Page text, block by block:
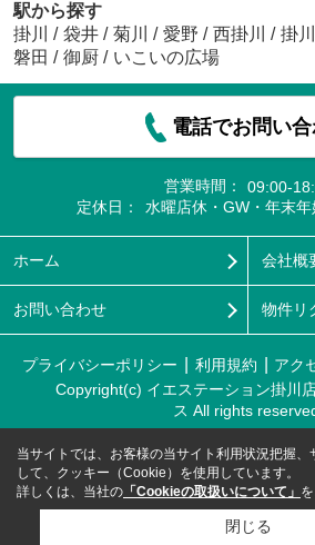
駅から探す
掛川
/ 袋井 / 菊川 / 愛野 / 西掛川 / 掛
磐田 / 御厨 / いこいの広場
電話でお問い
営業時間：
09:00-
定休日：
水曜店休・GW・年末
ホーム 会社概
お問い合わせ 物件リ
プライバシーポリシー 利用規約 アク
Copyright(c) イエステーション掛川
ス All rights
当サイトでは、お客様の当サイト利用状況把握、
して、クッキー（Cookie）を使用しています。
詳しくは、当社の 「Cookieの取扱いについて」
閉じる